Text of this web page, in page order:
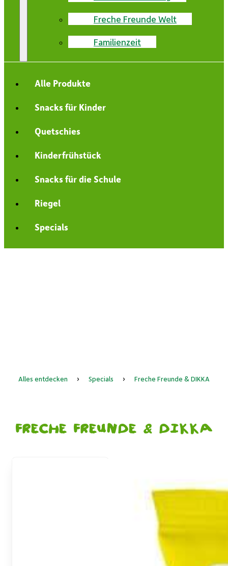
Freche Freunde Welt
Familienzeit
Alle Produkte
Snacks für Kinder
Quetschies
Kinderfrühstück
Snacks für die Schule
Riegel
Specials
Alles entdecken › Specials › Freche Freunde & DIKKA
Freche Freunde & DIKKA